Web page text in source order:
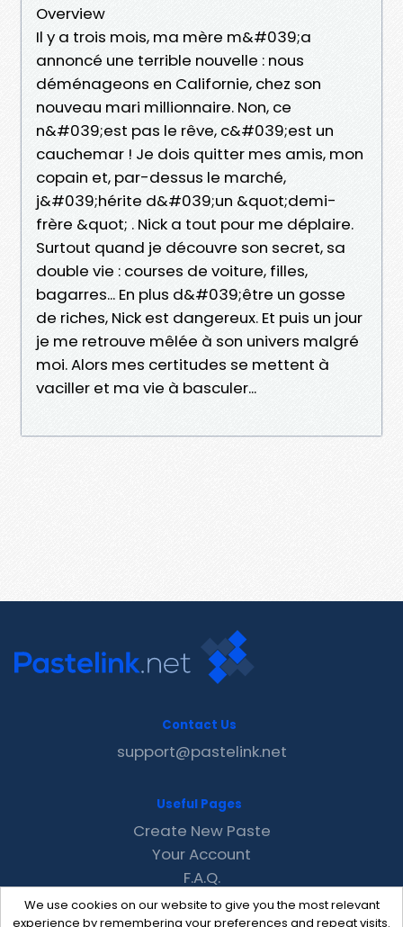
Overview
Il y a trois mois, ma mère m&#039;a
annoncé une terrible nouvelle : nous
déménageons en Californie, chez son
nouveau mari millionnaire. Non, ce
n&#039;est pas le rêve, c&#039;est un
cauchemar ! Je dois quitter mes amis, mon
copain et, par-dessus le marché,
j&#039;hérite d&#039;un &quot;demi-
frère &quot; . Nick a tout pour me déplaire.
Surtout quand je découvre son secret, sa
double vie : courses de voiture, filles,
bagarres... En plus d&#039;être un gosse
de riches, Nick est dangereux. Et puis un jour
je me retrouve mêlée à son univers malgré
moi. Alors mes certitudes se mettent à
vaciller et ma vie à basculer...
We use cookies on our website to give you the most relevant
experience by remembering your preferences and repeat visits.
Contact Us
support@pastelink.net
Useful Pages
Create New Paste
Your Account
F.A.Q.
Recent